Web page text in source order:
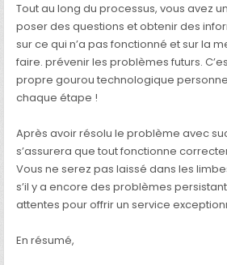
Tout au long du processus, vous avez
poser des questions et obtenir des
sur ce qui n’a pas fonctionné et sur la
faire. prévenir les problèmes futurs.
propre gourou technologique
chaque étape !
Après avoir résolu le problème avec
s’assurera que tout fonctionne
Vous ne serez pas laissé dans les
s’il y a encore des problèmes
attentes pour offrir un service
En résumé,